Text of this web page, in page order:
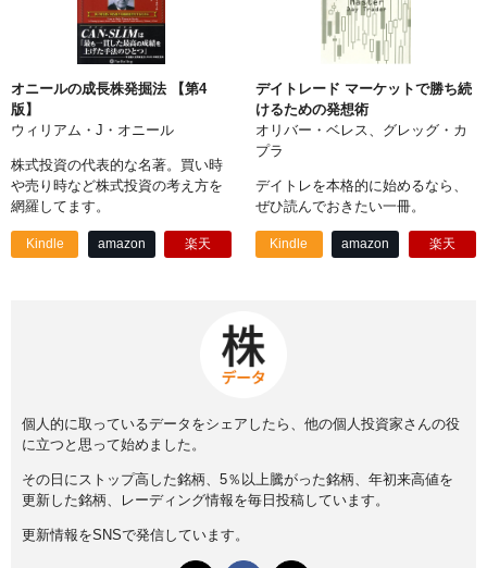
オニールの成長株発掘法 【第4
版】
ウィリアム・J・オニール
株式投資の代表的な名著。買い時
や売り時など株式投資の考え方を
網羅してます。
Kindle amazon 楽天
デイトレード マーケットで勝ち続
けるための発想術
オリバー・ベレス、グレッグ・カ
プラ
デイトレを本格的に始めるなら、
ぜひ読んでおきたい一冊。
Kindle amazon 楽天
個人的に取っているデータをシェアしたら、他の個人投資家さんの役
に立つと思って始めました。
その日にストップ高した銘柄、5％以上騰がった銘柄、年初来高値を
更新した銘柄、レーディング情報を毎日投稿しています。
更新情報をSNSで発信しています。